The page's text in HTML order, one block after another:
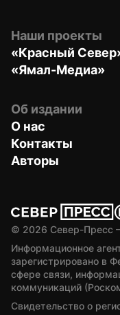
Наши проекты
«Красный
«Ямал-Медиа»
Об издании
О нас
Контакты
Авторы
© 2026 Север-Пресс
Информационное
зарегистрировано в
сфере связи,
коммуникаций
Свидетельство о